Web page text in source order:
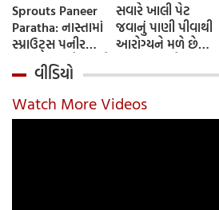
Sprouts Paneer
Paratha: નાસ્તામાં
સ્પ્રાઉટ્સ પનીર
પરાઠા બનાવો, તમને
પ્રોટીનનો ડબલ ડોઝ
મળશે
સવારે ખાલી પેટ
જવાનું પાણી પીવાથી
આરોગ્યને મળે છે
જાણીએ તેના ફાયદા
અને ઉપયોગ કરવાની
યોગ્ય રીત
વીડિયો
Watch More Videos